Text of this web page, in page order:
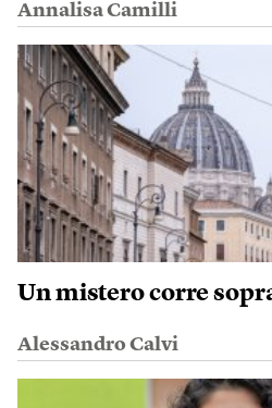
Annalisa Camilli
Un mistero corre
Alessandro Calvi